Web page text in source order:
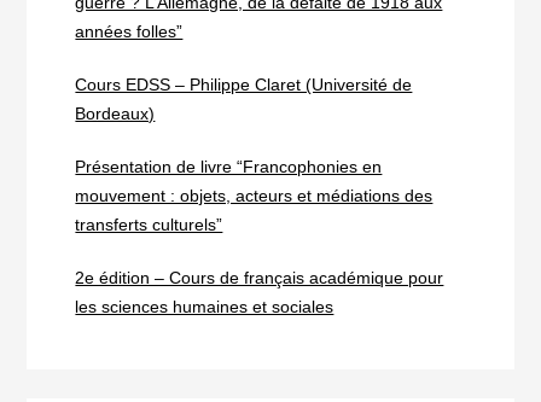
années folles”
Cours EDSS – Philippe Claret (Université de
Bordeaux)
Présentation de livre “Francophonies en
mouvement : objets, acteurs et médiations des
transferts culturels”
2e édition – Cours de français académique pour
les sciences humaines et sociales